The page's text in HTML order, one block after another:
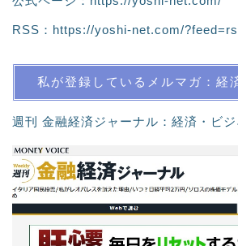
RSS： https://yoshi-net.com/
私が登録しているメルマガ：経
週刊 金融経済ジャーナル：経済・ビジ